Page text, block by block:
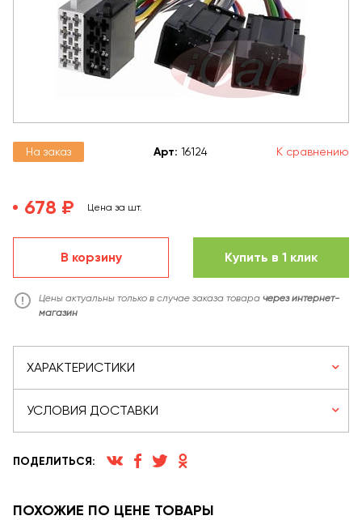
На заказ Арт: 16124 К сравнению
678 ₽ Цена за шт.
В корзину Купить в 1 клик
Цены актуальны только в случае заказа товара через интернет-
магазин
ХАРАКТЕРИСТИКИ
УСЛОВИЯ ДОСТАВКИ
ПОДЕЛИТЬСЯ:
ПОХОЖИЕ ПО ЦЕНЕ ТОВАРЫ